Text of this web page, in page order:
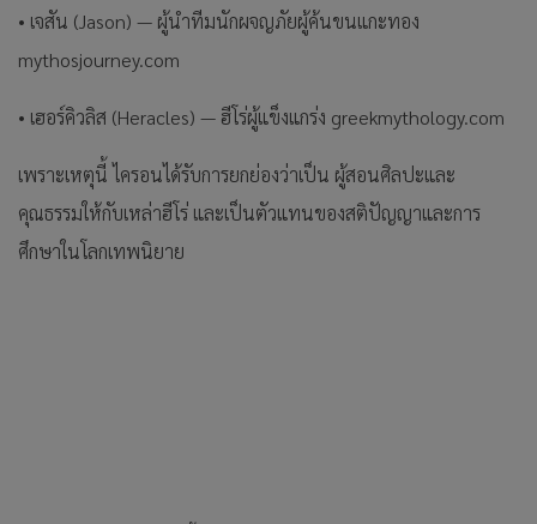
• เจสัน (Jason) — ผู้นำทีมนักผจญภัยผู้ค้นขนแกะทอง
mythosjourney.com
• เฮอร์คิวลิส (Heracles) — ฮีโร่ผู้แข็งแกร่ง greekmythology.com
เพราะเหตุนี้ ไครอนได้รับการยกย่องว่าเป็น ผู้สอนศิลปะและ
คุณธรรมให้กับเหล่าฮีโร่ และเป็นตัวแทนของสติปัญญาและการ
ศึกษาในโลกเทพนิยาย